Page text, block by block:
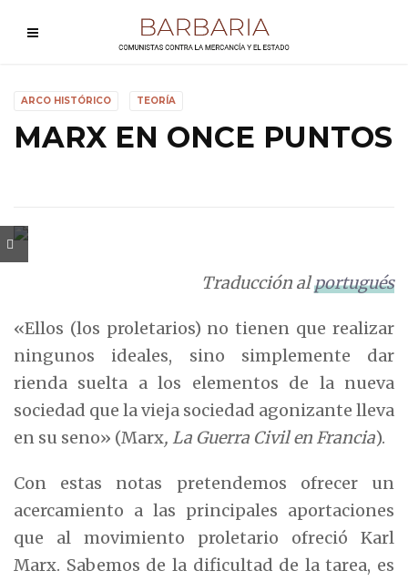
ARCO HISTÓRICO TEORÍA
MARX EN ONCE PUNTOS
Traducción alportugués
«Ellos (los proletarios) no tienen que realizar
ningunos ideales, sino simplemente dar
rienda suelta a los elementos de la nueva
sociedad que la vieja sociedad agonizante lleva
en su seno» (Marx, La Guerra Civil en Francia).
Con estas notas pretendemos ofrecer un
acercamiento a las principales aportaciones
que al movimiento proletario ofreció Karl
Marx. Sabemos de la dificultad de la tarea, es